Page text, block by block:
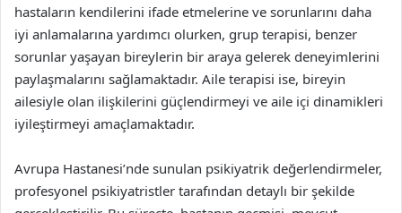
hastaların kendilerini ifade etmelerine ve sorunlarını daha
iyi anlamalarına yardımcı olurken, grup terapisi, benzer
sorunlar yaşayan bireylerin bir araya gelerek deneyimlerini
paylaşmalarını sağlamaktadır. Aile terapisi ise, bireyin
ailesiyle olan ilişkilerini güçlendirmeyi ve aile içi dinamikleri
iyileştirmeyi amaçlamaktadır.
Avrupa Hastanesi’nde sunulan psikiyatrik değerlendirmeler,
profesyonel psikiyatristler tarafından detaylı bir şekilde